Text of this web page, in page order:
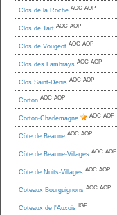
Clos de la Roche AOC AOP
Clos de Tart AOC AOP
Clos de Vougeot AOC AOP
Clos des Lambrays AOC AOP
Clos Saint-Denis AOC AOP
Corton AOC AOP
Corton-Charlemagne AOC AOP
Côte de Beaune AOC AOP
Côte de Beaune-Villages AOC AOP
Côte de Nuits-Villages AOC AOP
Coteaux Bourguignons AOC AOP
Coteaux de l'Auxois IGP